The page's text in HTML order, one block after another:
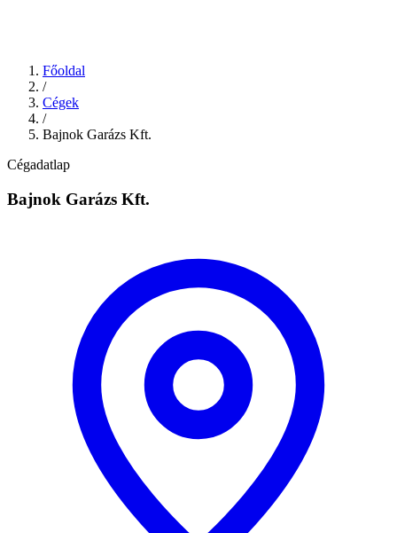
Főoldal
/
Cégek
/
Bajnok Garázs Kft.
Cégadatlap
Bajnok Garázs Kft.